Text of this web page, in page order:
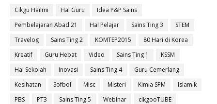
Cikgu Hailmi Hal Guru
Idea P&P Sains
Pembelajaran Abad 21
Hal Pelajar Sains Ting 3
STEM
Travelog
Sains Ting 2 KOMTEP2015
80 Hari di Korea
Kreatif
Guru Hebat Video Sains Ting 1
KSSM
Hal Sekolah
Inovasi Sains Ting 4
Guru Cemerlang
Kesihatan
Sofbol Misc Misteri Kimia SPM
Islamik
PBS
PT3 Sains Ting 5 Webinar
cikgooTUBE